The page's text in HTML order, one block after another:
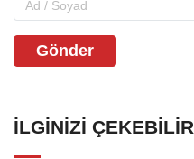
Gönder
İLGINIZI ÇEKEBILIR